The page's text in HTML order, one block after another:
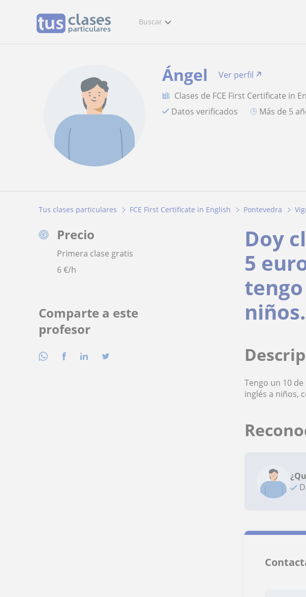
Buscar
Ángel
Ver perfil
Clases de FCE First Certificate in
Datos verificados
más de 5
Tus clases particulares FCE First Certificate in English Pontevedra
Precio
Primera clase gratis
6€/h
Comparte a este
profesor
Doy
5
Tengo un 10
inglés a niños,